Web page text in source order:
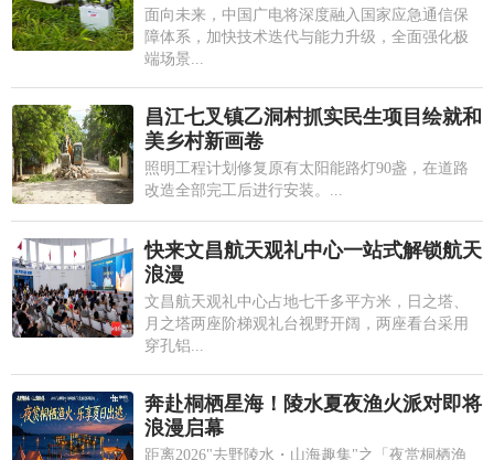
面向未来，中国广电将深度融入国家应急通信保
障体系，加快技术迭代与能力升级，全面强化极
端场景...
昌江七叉镇乙洞村抓实民生项目绘就和
美乡村新画卷
照明工程计划修复原有太阳能路灯90盏，在道路
改造全部完工后进行安装。...
快来文昌航天观礼中心一站式解锁航天
浪漫
文昌航天观礼中心占地七千多平方米，日之塔、
月之塔两座阶梯观礼台视野开阔，两座看台采用
穿孔铝...
奔赴桐栖星海！陵水夏夜渔火派对即将
浪漫启幕
距离2026"去野陵水・山海趣集"之「夜赏桐栖渔